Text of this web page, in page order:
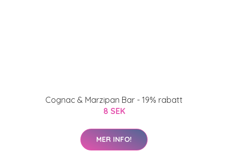
Cognac & Marzipan Bar - 19% rabatt
8 SEK
MER INFO!